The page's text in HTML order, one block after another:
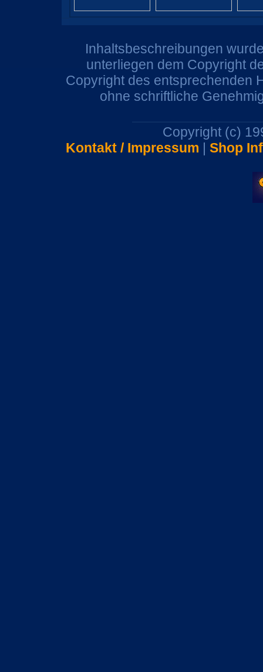
Inhaltsbeschreibungen
unterliegen dem Copyright
Copyright des entsprechenden
ohne schriftliche
Copyright (c)
Kontakt / Impressum | Shop